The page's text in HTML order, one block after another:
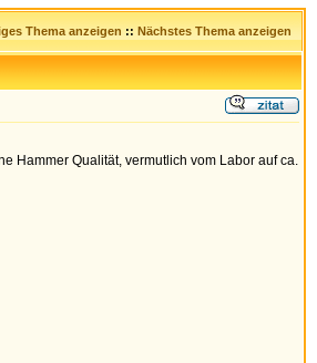
Thema anzeigen :: Nächstes Thema anzeigen
Hammer Qualität, vermutlich vom Labor auf ca.